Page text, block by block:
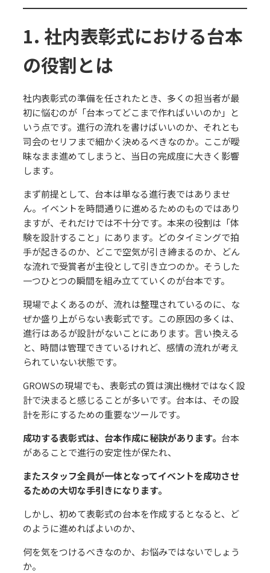
1. 社内表彰式における台本
の役割とは
社内表彰式の準備を任されたとき、多くの担当者が最
初に悩むのが「台本ってどこまで作ればいいのか」と
いう点です。進行の流れを書けばいいのか、それとも
司会のセリフまで細かく決めるべきなのか。ここが曖
昧なまま進めてしまうと、当日の完成度に大きく影響
します。
まず前提として、台本は単なる進行表ではありませ
ん。イベントを時間通りに進めるためのものではあり
ますが、それだけでは不十分です。本来の役割は「体
験を設計すること」にあります。どのタイミングで拍
手が起きるのか、どこで空気が引き締まるのか、どん
な流れで受賞者が主役として引き立つのか。そうした
一つひとつの瞬間を組み立てていくのが台本です。
現場でよくあるのが、流れは整理されているのに、な
ぜか盛り上がらない表彰式です。この原因の多くは、
進行はあるが設計がないことにあります。言い換える
と、時間は管理できているけれど、感情の流れが考え
られていない状態です。
GROWSの現場でも、表彰式の質は演出機材ではなく設
計で決まると感じることが多いです。台本は、その設
計を形にするための重要なツールです。
成功する表彰式は、台本作成に秘訣があります。 台本
があることで進⾏の安定性が保たれ、
またスタッフ全員が⼀体となってイベントを成功させ
るための⼤切な⼿引きになります。
しかし、初めて表彰式の台本を作成するとなると、ど
のように進めればよいのか、
何を気をつけるべきなのか、お悩みではないでしょう
か。